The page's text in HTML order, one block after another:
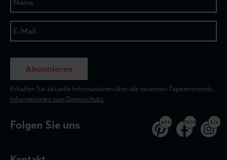
Abonnieren
Erhalten Sie aktuelle Informationen über die neuesten Tapetentrends.
Informationen zum Datenschutz.
Folgen Sie uns 4,9 k 32,5 k 3,1 k